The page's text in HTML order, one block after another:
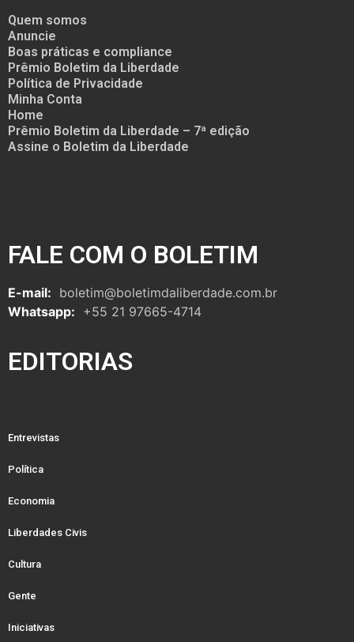
Quem somos
Anuncie
Boas práticas e compliance
Prêmio Boletim da Liberdade
Política de Privacidade
Minha Conta
Home
Prêmio Boletim da Liberdade – 7ª edição
Assine o Boletim da Liberdade
FALE COM O BOLETIM
E-mail: boletim@boletimdaliberdade.com.br
Whatsapp: +55 21 97665-4714
EDITORIAS
Entrevistas
Política
Economia
Liberdades Civis
Cultura
Gente
Iniciativas